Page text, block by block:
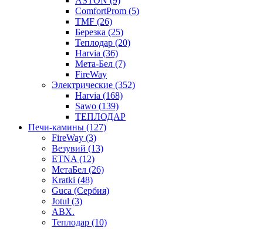
ComfortProm (5)
TMF (26)
Березка (25)
Теплодар (20)
Harvia (36)
Мета-Бел (7)
FireWay
Электрические (352)
Harvia (168)
Sawo (139)
ТЕПЛОДАР
Печи-камины (127)
FireWay (3)
Везувий (13)
ETNA (12)
МетаБел (26)
Kratki (48)
Guca (Сербия)
Jotul (3)
ABX.
Теплодар (10)